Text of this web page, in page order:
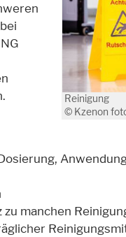
Reinigung
© Kzenon
manchen